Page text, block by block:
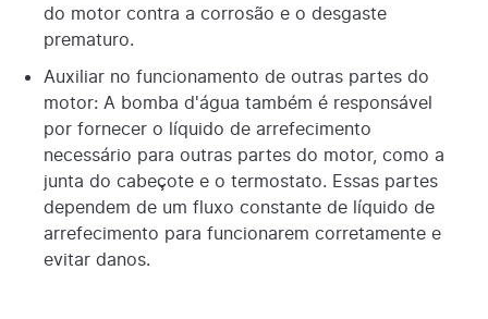
do motor contra a corrosão e o desgaste
prematuro.
Auxiliar no funcionamento de outras partes do
motor: A bomba d'água também é responsável
por fornecer o líquido de arrefecimento
necessário para outras partes do motor, como a
junta do cabeçote e o termostato. Essas partes
dependem de um fluxo constante de líquido de
arrefecimento para funcionarem corretamente e
evitar danos.